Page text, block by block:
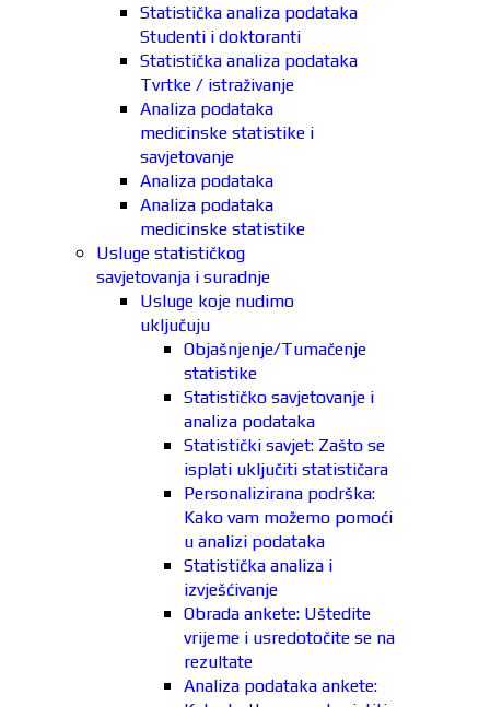
Statistička analiza podataka
Studenti i doktoranti
Statistička analiza podataka
Tvrtke / istraživanje
Analiza podataka
medicinske statistike i
savjetovanje
Analiza podataka
Analiza podataka
medicinske statistike
Usluge statističkog
savjetovanja i suradnje
Usluge koje nudimo
uključuju
Objašnjenje/Tumačenje
statistike
Statističko savjetovanje i
analiza podataka
Statistički savjet: Zašto se
isplati uključiti statističara
Personalizirana podrška:
Kako vam možemo pomoći
u analizi podataka
Statistička analiza i
izvješćivanje
Obrada ankete: Uštedite
vrijeme i usredotočite se na
rezultate
Analiza podataka ankete: